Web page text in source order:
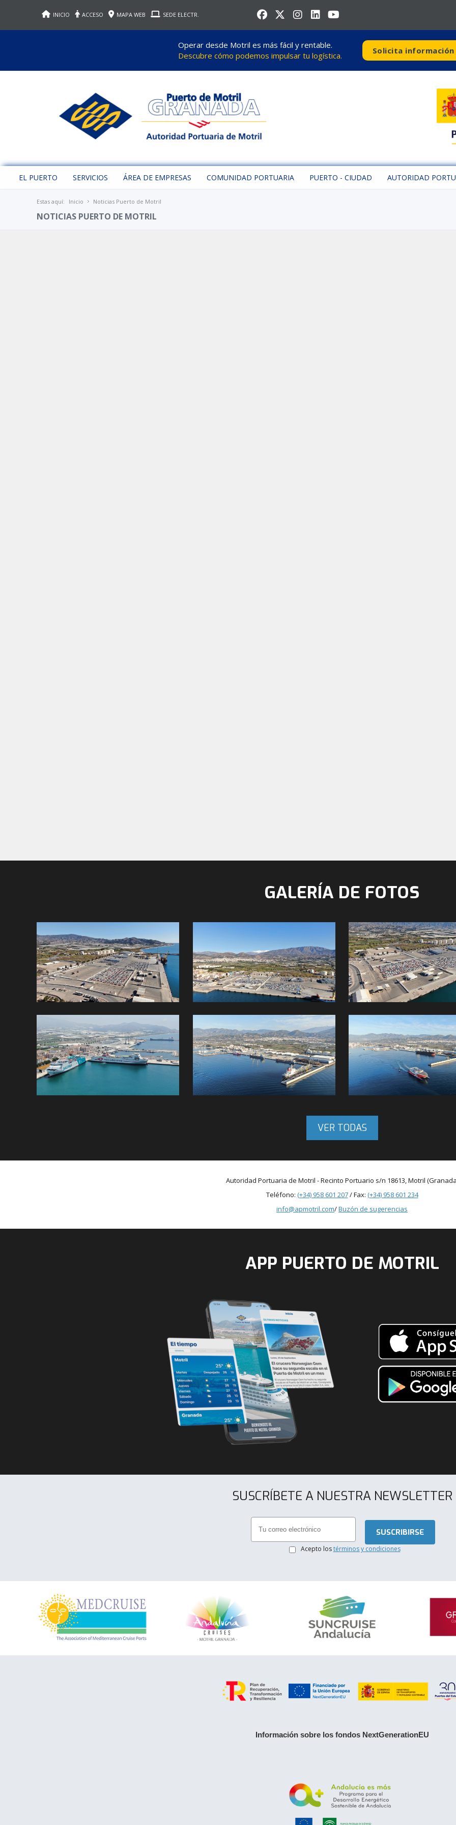
INICIO ACCESO MAPA WEB SEDE ELECTR.
Operar desde Motril es más fácil y rentable.
Descubre cómo podemos impulsar tu logística.
Solicita
EL PUERTO SERVICIOS ÁREA DE EMPRESAS COMUNIDAD PORTUARIA PUERTO - CIUDAD AUTORIDAD
Estas aquí: Inicio Noticias Puerto de Motril
NOTICIAS PUERTO DE MOTRIL
GALERÍA DE FOTOS
VER TODAS
Autoridad Portuaria de Motril - Recinto Portuario s/n 18613, Motril
Teléfono: (+34) 958 601 207/ Fax: (+34) 958 601 234
info@apmotril.com/Buzón de sugerencias
APP PUERTO DE MOTRIL
SUSCRÍBETE A NUESTRA NEWSLETTER
Acepto lostérminos y condiciones
Información sobre los fondos NextGenerationEU